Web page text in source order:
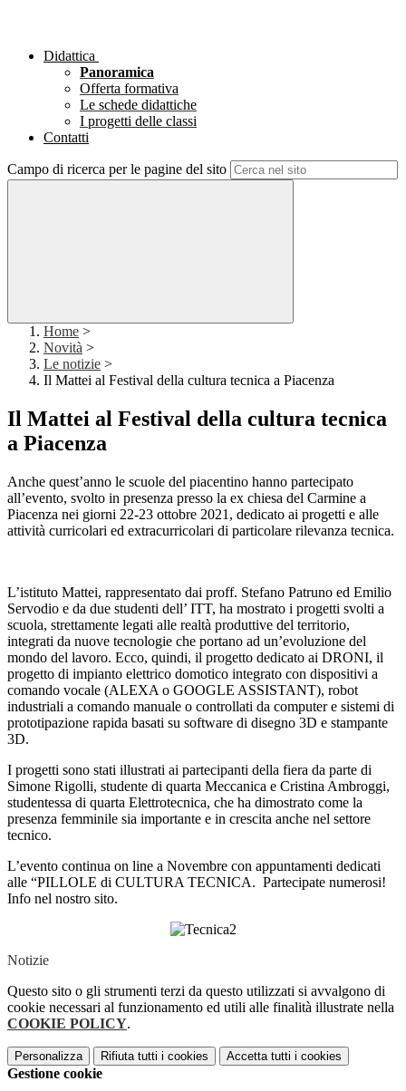
Didattica
Panoramica
Offerta formativa
Le schede didattiche
I progetti delle classi
Contatti
Campo di ricerca per le pagine del sito
Home >
Novità >
Le notizie >
Il Mattei al Festival della cultura tecnica a Piacenza
Il Mattei al Festival della cultura tecnica
a Piacenza
Anche quest’anno le scuole del piacentino hanno partecipato
all’evento, svolto in presenza presso la ex chiesa del Carmine a
Piacenza nei giorni 22-23 ottobre 2021, dedicato ai progetti e alle
attività curricolari ed extracurricolari di particolare rilevanza tecnica.
L’istituto Mattei, rappresentato dai proff. Stefano Patruno ed Emilio
Servodio e da due studenti dell’ ITT, ha mostrato i progetti svolti a
scuola, strettamente legati alle realtà produttive del territorio,
integrati da nuove tecnologie che portano ad un’evoluzione del
mondo del lavoro. Ecco, quindi, il progetto dedicato ai DRONI, il
progetto di impianto elettrico domotico integrato con dispositivi a
comando vocale (ALEXA o GOOGLE ASSISTANT), robot
industriali a comando manuale o controllati da computer e sistemi di
prototipazione rapida basati su software di disegno 3D e stampante
3D.
I progetti sono stati illustrati ai partecipanti della fiera da parte di
Simone Rigolli, studente di quarta Meccanica e Cristina Ambroggi,
studentessa di quarta Elettrotecnica, che ha dimostrato come la
presenza femminile sia importante e in crescita anche nel settore
tecnico.
L’evento continua on line a Novembre con appuntamenti dedicati
alle “PILLOLE di CULTURA TECNICA. Partecipate numerosi!
Info nel nostro sito.
Notizie
Questo sito o gli strumenti terzi da questo utilizzati si avvalgono di
cookie necessari al funzionamento ed utili alle finalità illustrate nella
COOKIE POLICY.
Personalizza Rifiuta tutti i cookies Accetta tutti i cookies
Gestione cookie